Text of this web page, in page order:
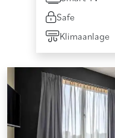
Safe
Klimaanlage